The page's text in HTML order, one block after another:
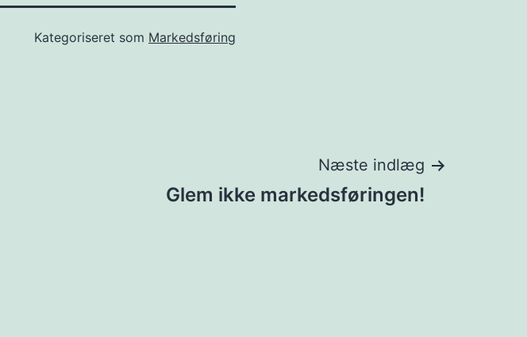
Kategoriseret som Markedsføring
Næste indlæg
Glem ikke markedsføringen!